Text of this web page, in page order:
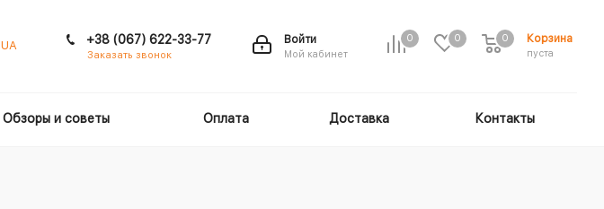
UA
0 0 Корзина
пуста
0
Войти
Мой кабинет
+38 (067) 622-33-77
Заказать звонок
Обзоры и советы Оплата Доставка Контакты